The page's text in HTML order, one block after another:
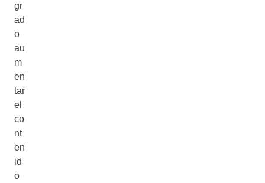
gr
ad
o
au
m
en
tar
el
co
nt
en
id
o